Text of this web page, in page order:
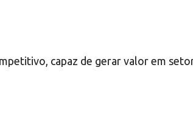
capaz de gerar valor em